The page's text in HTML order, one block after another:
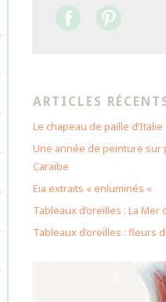
ARTICLES
Le chapeau de paille d’Italie
Une année de peinture sur
Caraibe
Eia extraits « enluminés «
Tableaux d’oreilles : La Mer
Tableaux d’oreilles : fleurs